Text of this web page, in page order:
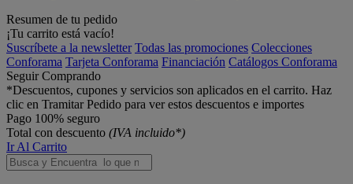
Resumen de tu pedido
¡Tu carrito está vacío!
Suscríbete a la newsletter Todas las promociones Colecciones
Conforama Tarjeta Conforama Financiación Catálogos Conforama
Seguir Comprando
*Descuentos, cupones y servicios son aplicados en el carrito. Haz
clic en Tramitar Pedido para ver estos descuentos e importes
Pago 100% seguro
Total con descuento (IVA incluido*)
Ir Al Carrito